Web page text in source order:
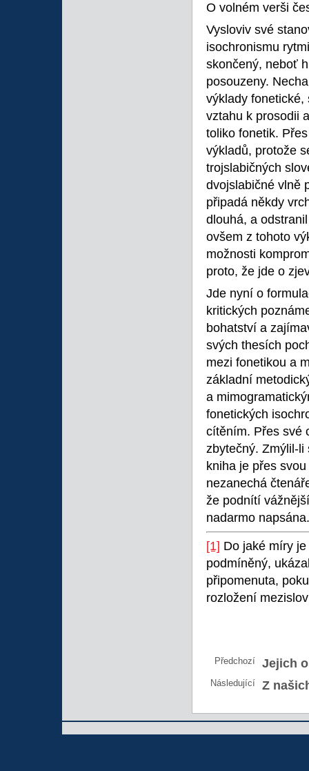
O volném verši
Vysloviv své
isochronismu
skončený, neboť
posouzeny.
výklady
vztahu k prosodii
toliko fonetik.
výkladů, protože
trojslabičných
dvojslabičné vlně
připadá někdy
dlouhá, a
ovšem z tohoto
možnosti
proto, že jde o
Jde nyní o
kritických
bohatství a
svých thesích
mezi fonetikou a
základní
a
fonetických
cítěním. Přes své
zbytečný. Zmýlil-li
kniha je přes
nezanechá
že podnítí
nadarmo napsána.
[1] Do jaké míry
podmíněný,
připomenuta,
rozložení
Předchozí Jejich
Následující Z